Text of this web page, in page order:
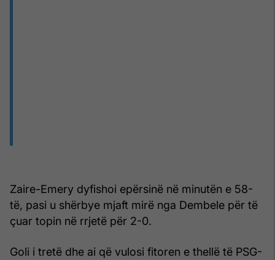
Zaire-Emery dyfishoi epërsinë në minutën e 58-
të, pasi u shërbye mjaft mirë nga Dembele për të
çuar topin në rrjetë për 2-0.
Goli i tretë dhe ai që vulosi fitoren e thellë të PSG-